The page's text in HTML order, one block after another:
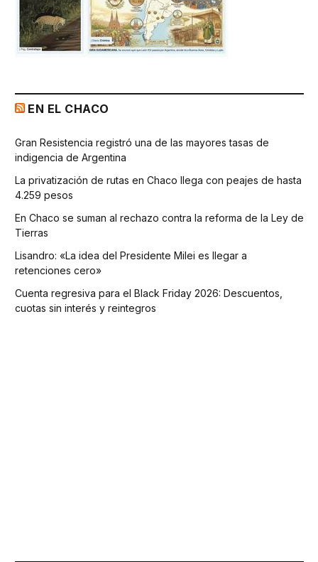
EN EL CHACO
Gran Resistencia registró una de las mayores tasas de
indigencia de Argentina
La privatización de rutas en Chaco llega con peajes de hasta
4.259 pesos
En Chaco se suman al rechazo contra la reforma de la Ley de
Tierras
Lisandro: «La idea del Presidente Milei es llegar a
retenciones cero»
Cuenta regresiva para el Black Friday 2026: Descuentos,
cuotas sin interés y reintegros